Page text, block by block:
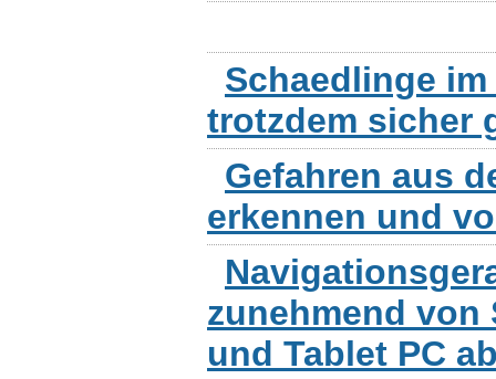
Schaedlinge
trotzdem sicher
Gefahren aus
erkennen und
zunehmend von
und Tablet PC